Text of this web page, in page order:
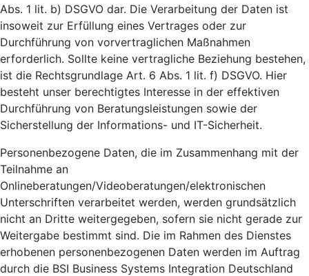
Abs. 1 lit. b) DSGVO dar. Die Verarbeitung der Daten ist
insoweit zur Erfüllung eines Vertrages oder zur
Durchführung von vorvertraglichen Maßnahmen
erforderlich. Sollte keine vertragliche Beziehung bestehen,
ist die Rechtsgrundlage Art. 6 Abs. 1 lit. f) DSGVO. Hier
besteht unser berechtigtes Interesse in der effektiven
Durchführung von Beratungsleistungen sowie der
Sicherstellung der Informations- und IT-Sicherheit.
Personenbezogene Daten, die im Zusammenhang mit der
Teilnahme an
Onlineberatungen/Videoberatungen/elektronischen
Unterschriften verarbeitet werden, werden grundsätzlich
nicht an Dritte weitergegeben, sofern sie nicht gerade zur
Weitergabe bestimmt sind. Die im Rahmen des Dienstes
erhobenen personenbezogenen Daten werden im Auftrag
durch die BSI Business Systems Integration Deutschland